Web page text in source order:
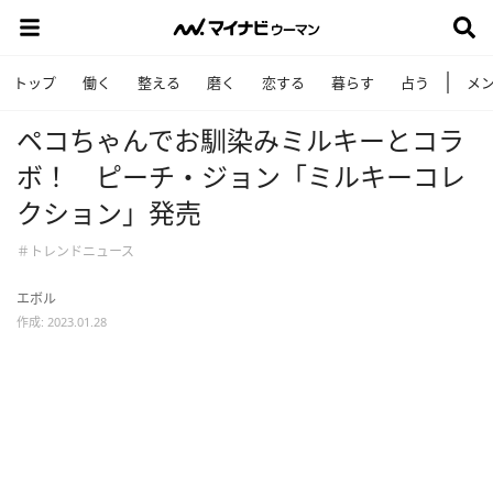
トップ 働く 整える 磨く 恋する 暮らす 占う メ
ペコちゃんでお馴染みミルキーとコラ
ボ！ ピーチ・ジョン「ミルキーコレ
クション」発売
＃トレンドニュース
エボル
作成: 2023.01.28